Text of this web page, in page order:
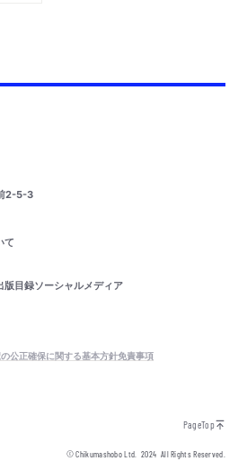
2-5-3
て
版目録ソーシャルメディア
公正確保に関する基本方針免責事項
PageTop
© Chikumashobo Ltd.2024 All Rights Reserved.